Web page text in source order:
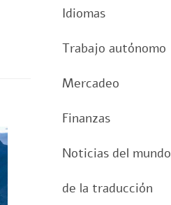
Idiomas
Trabajo autónomo
Mercadeo
Finanzas
Noticias del mundo
de la traducción